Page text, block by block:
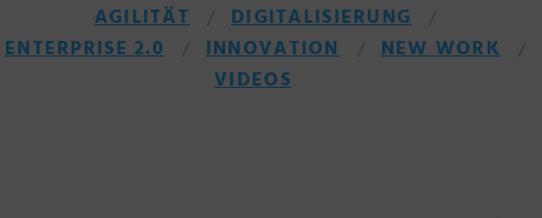
AGILITÄT
DIGITALISIERUNG
ENTERPRISE 2.0
INNOVATION
NEW WORK
VIDEOS